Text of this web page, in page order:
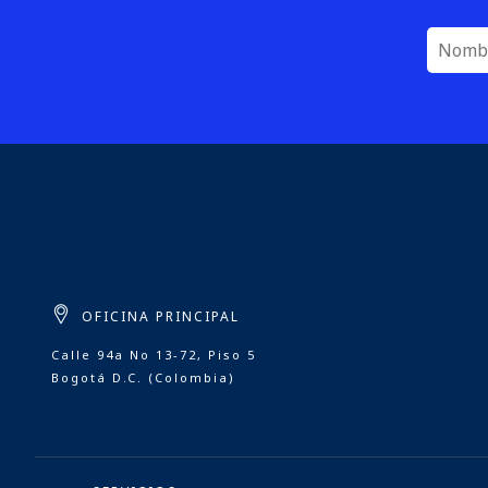
OFICINA PRINCIPAL
Calle 94a No 13-72, Piso 5
Bogotá D.C. (Colombia)